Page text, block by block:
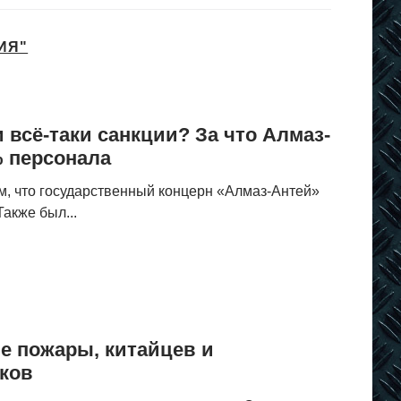
таки санкции? За что Алмаз-
персонала
что государственный концерн «Алмаз-Антей»
был...
пожары, китайцев и
Сборник
1990-х